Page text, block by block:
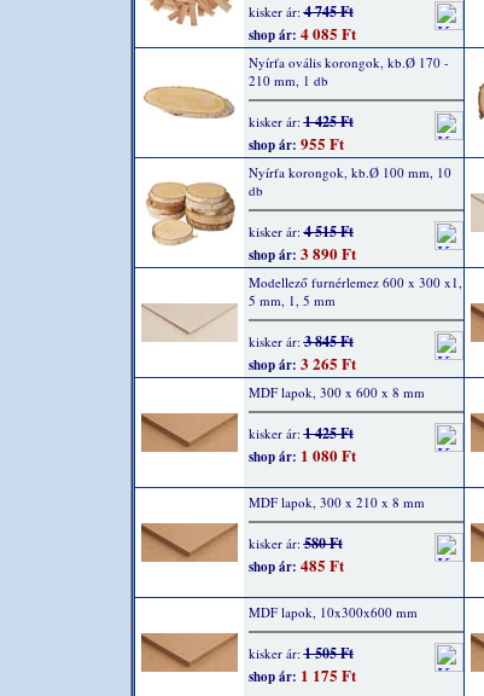
kisker ár:4 745 Ft
shop ár: 4 085 Ft
Nyírfa ovális korongok, kb.Ø 170 -
210 mm, 1 db
kisker ár:1 425 Ft
shop ár: 955 Ft
Nyírfa korongok, kb.Ø 100 mm, 10
db
kisker ár:4 515 Ft
shop ár: 3 890 Ft
Modellező furnérlemez 600 x 300 x1,
5 mm, 1, 5 mm
kisker ár:3 845 Ft
shop ár: 3 265 Ft
MDF lapok, 300 x 600 x 8 mm
kisker ár:1 425 Ft
shop ár: 1 080 Ft
MDF lapok, 300 x 210 x 8 mm
kisker ár:580 Ft
shop ár: 485 Ft
MDF lapok, 10x300x600 mm
kisker ár:1 505 Ft
shop ár: 1 175 Ft